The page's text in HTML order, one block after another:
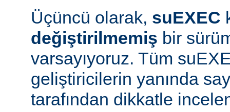
Üçüncü olarak, suEXEC
değiştirilmemiş bir
varsayıyoruz. Tüm
geliştiricilerin yanında
tarafından dikkatle